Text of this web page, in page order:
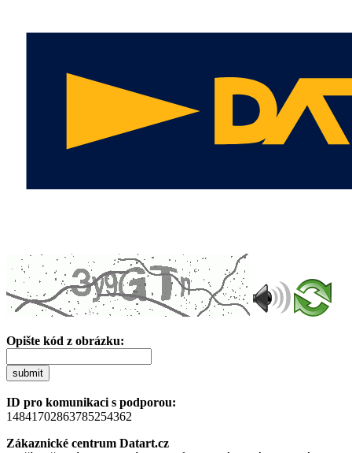
Opište kód z obrázku:
submit
ID pro komunikaci s podporou:
14841702863785254362
Zákaznické centrum Datart.cz